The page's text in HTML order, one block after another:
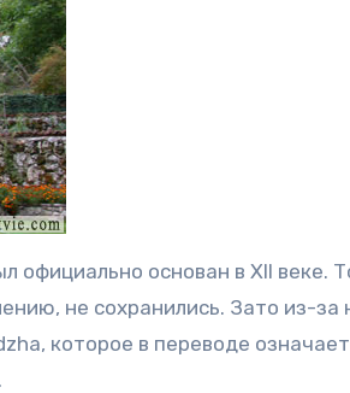
основан в XII веке.
не сохранились. Зато из-за
которое в переводе означает